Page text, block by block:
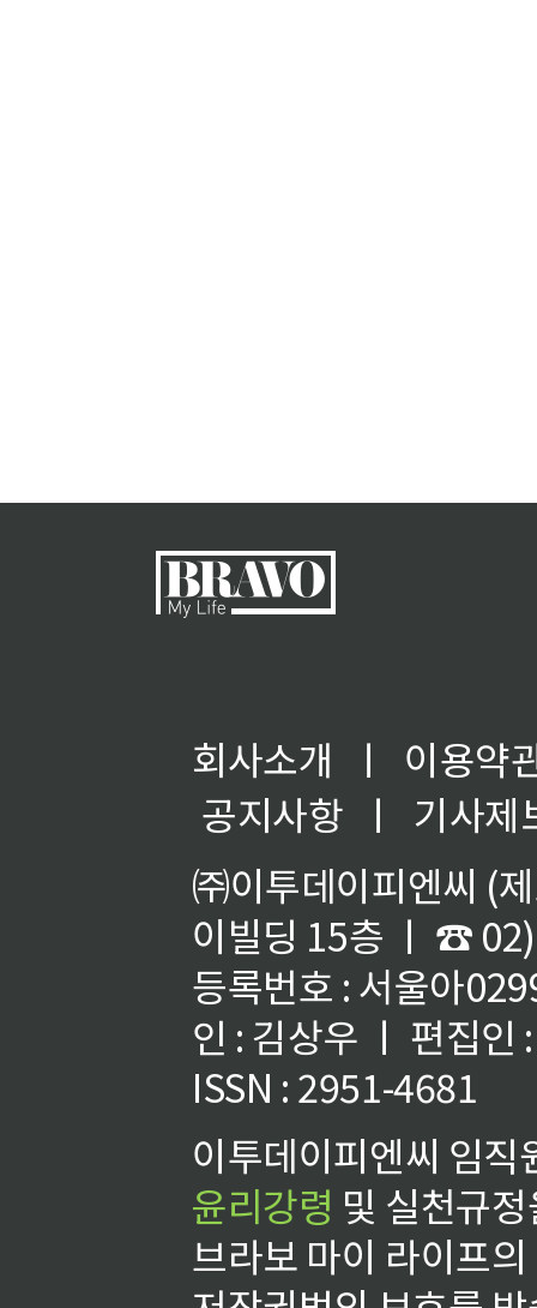
회사소개 ㅣ
이용약
공지사항
ㅣ
기사제
㈜이투데이피엔씨 (
이빌딩 15층 ㅣ ☎
등록번호 : 서울아
인 : 김상우 ㅣ 편집인
ISSN : 2951-4681
이투데이피엔씨 임
윤리강령 및 실천규
브라보 마이 라이프